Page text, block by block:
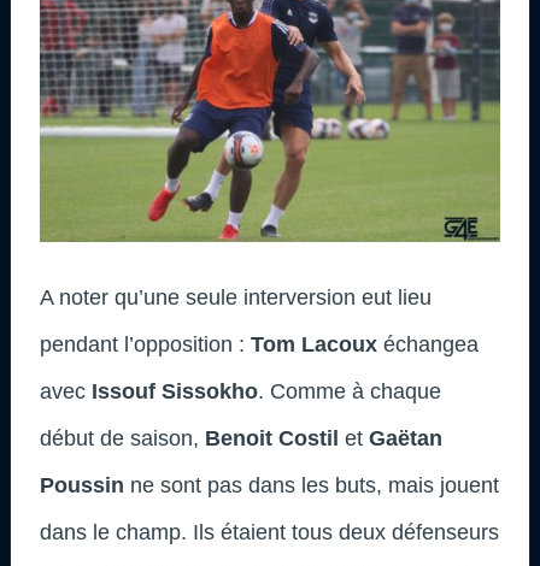
A noter qu’une seule interversion eut lieu
pendant l’opposition : Tom Lacoux échangea
avec Issouf Sissokho. Comme à chaque
début de saison, Benoit Costil et Gaëtan
Poussin ne sont pas dans les buts, mais jouent
dans le champ. Ils étaient tous deux défenseurs